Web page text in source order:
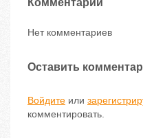
Комментарии
Нет комментариев
Оставить
Войдите или
комментировать.